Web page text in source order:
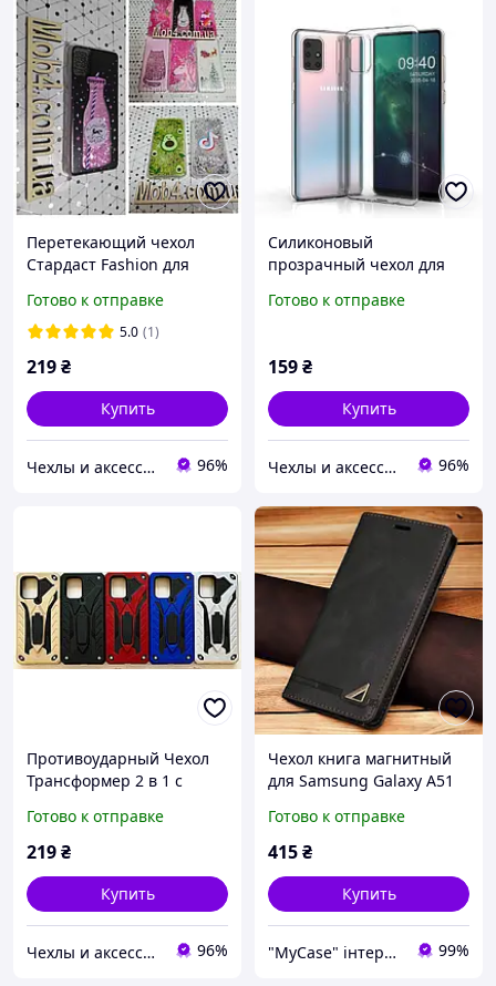
Перетекающий чехол
Стардаст Fashion для
Гелекси) A51
Готово к отправке
5.0 (1)
219₴
Купить
Чехлы и аксессуары | Mob4 96%
Силиконовый
прозрачный чехол для
Гелекси) A51
Готово к отправке
159₴
Купить
Чехлы и аксессуары | Mob4 96%
Противоударный Чехол
Трансформер 2 в 1 с
Galaxy(Самсунг) A51
Готово к отправке
219₴
Купить
Чехлы и аксессуары | Mob4 96%
Чехол книга магнитный
для Samsung Galaxy А51
а51(SM-A515) Черный
Готово к отправке
415₴
Купить
"MyCase" інтернет-магазин 99%